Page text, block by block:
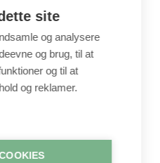
site
og analysere
og brug, til at
og til at
og reklamer.